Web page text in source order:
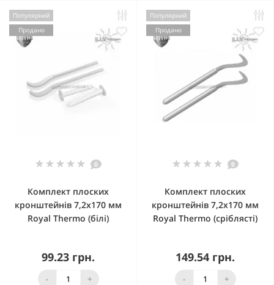
Популярний
Продано
0
Комплект плоских
кронштейнів 7,2х170 мм
Royal Thermo (білі)
99.23 грн.
- +
Популярний
Продано
0
Комплект плоских
кронштейнів 7,2х170 мм
Royal Thermo (сріблясті)
149.54 грн.
- +